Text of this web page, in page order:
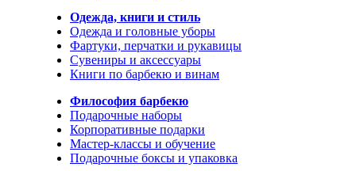
Одежда, книги и стиль
Одежда и головные уборы
Фартуки, перчатки и рукавицы
Сувениры и аксессуары
Книги по барбекю и винам
Философия барбекю
Подарочные наборы
Корпоративные подарки
Мастер-классы и обучение
Подарочные боксы и упаковка